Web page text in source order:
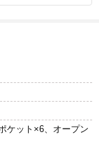
ケット×6、オープン